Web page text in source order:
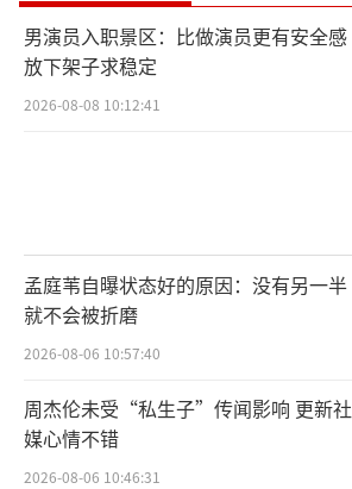
男演员入职景区：比做演员更有安全感
放下架子求稳定
2026-08-08 10:12:41
孟庭苇自曝状态好的原因：没有另一半
就不会被折磨
2026-08-06 10:57:40
周杰伦未受“私生子”传闻影响 更新社
媒心情不错
2026-08-06 10:46:31